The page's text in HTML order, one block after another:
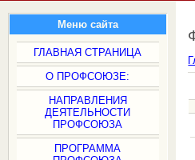
Меню сайта
ГЛАВНАЯ СТРАНИЦА
О ПРОФСОЮЗЕ:
НАПРАВЛЕНИЯ
ДЕЯТЕЛЬНОСТИ
ПРОФСОЮЗА
ПРОГРАММА